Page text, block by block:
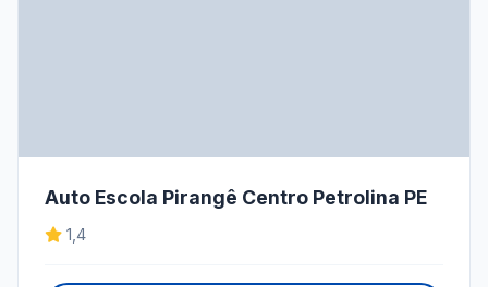
Auto Escola Pirangê Centro Petrolina PE
1,4